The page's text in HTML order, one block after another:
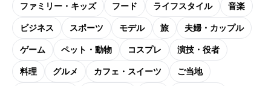
ファミリー・キッズ フード ライフスタイル 音楽
ビジネス スポーツ モデル 旅 夫婦・カップル
ゲーム ペット・動物 コスプレ 演技・役者
料理 グルメ カフェ・スイーツ ご当地